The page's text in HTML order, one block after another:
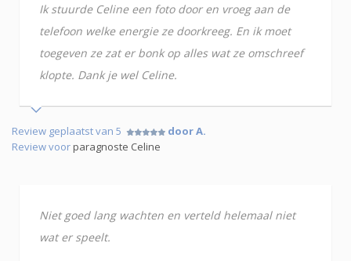
Ik stuurde Celine een foto door en vroeg aan de
telefoon welke energie ze doorkreeg. En ik moet
toegeven ze zat er bonk op alles wat ze omschreef
klopte. Dank je wel Celine.
Review geplaatst van 5
door A.
Review voorparagnoste Celine
Niet goed lang wachten en verteld helemaal niet
wat er speelt.